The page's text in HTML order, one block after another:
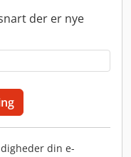
der er nye
din e-